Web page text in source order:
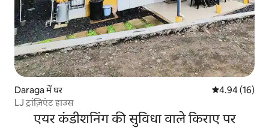
Daraga में घर औसत रेटिंग 5 में
4.94 (16)
LJ ट्रांज़िएंट हाउस
एयर कंडीशनिंग की सुविधा वाले किराए पर